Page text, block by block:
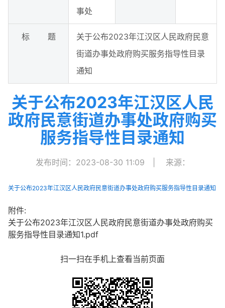
事处
标 题
关于公布2023年江汉区人民政府民意
街道办事处政府购买服务指导性目录
通知
关于公布2023年江汉区人民
政府民意街道办事处政府购买
服务指导性目录通知
发布时间：2023-08-30 11:09 来源：
关于公布2023年江汉区人民政府民意街道办事处政府购买服务指导性目录通知
附件:
关于公布2023年江汉区人民政府民意街道办事处政府购买
服务指导性目录通知1.pdf
扫一扫在手机上查看当前页面